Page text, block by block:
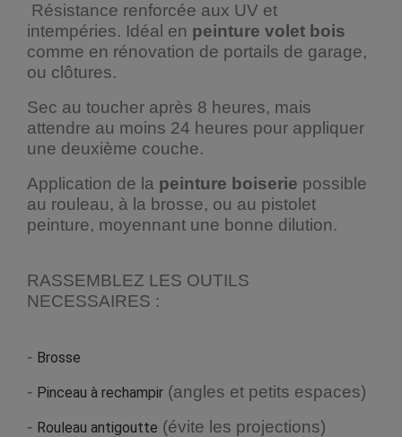
Résistance renforcée aux UV et
intempéries. Idéal en peinture volet bois
comme en rénovation de portails de garage,
ou clôtures.
Sec au toucher après 8 heures, mais
attendre au moins 24 heures pour appliquer
une deuxième couche.
Application de la peinture boiserie possible
au rouleau, à la brosse, ou au pistolet
peinture, moyennant une bonne dilution.
RASSEMBLEZ LES OUTILS
NECESSAIRES :
- Brosse
- Pinceau à rechampir (angles et petits espaces)
- Rouleau antigoutte (évite les projections)